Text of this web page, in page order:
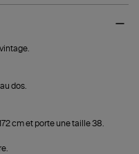
dos.
cm et porte une taille 38.